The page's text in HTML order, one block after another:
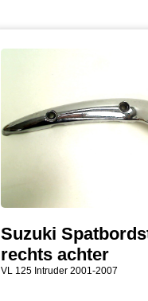
Suzuki
rechts achter
VL 125 Intruder 2001-2007